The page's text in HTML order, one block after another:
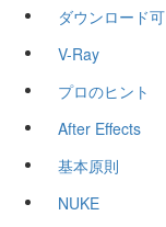
ダウンロード可
V-Ray
プロのヒント
After Effects
基本原則
NUKE